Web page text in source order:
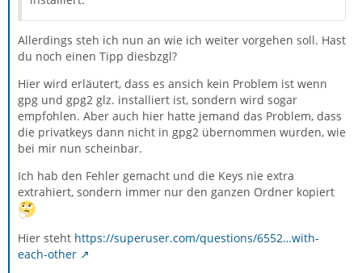
Allerdings steh ich nun an wie ich weiter vorgehen soll. Hast
du noch einen Tipp diesbzgl?
Hier wird erläutert, dass es ansich kein Problem ist wenn
gpg und gpg2 glz. installiert ist, sondern wird sogar
empfohlen. Aber auch hier hatte jemand das Problem, dass
die privatkeys dann nicht in gpg2 übernommen wurden, wie
bei mir nun scheinbar.
Ich hab den Fehler gemacht und die Keys nie extra
extrahiert, sondern immer nur den ganzen Ordner kopiert
Hier steht https://superuser.com/questions/6552…with-
each-other